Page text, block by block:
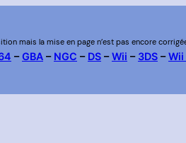
mais la mise en page n’est pas encore
–GBA– NGC – DS–Wii – 3DS–Wii